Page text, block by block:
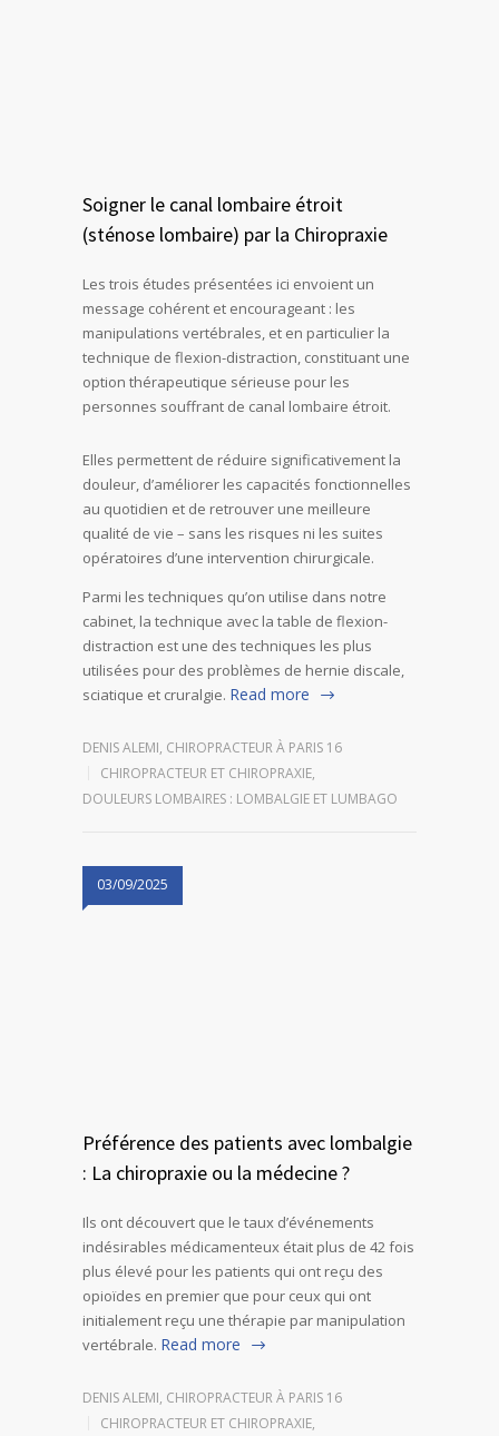
Soigner le canal lombaire étroit
(sténose lombaire) par la Chiropraxie
Les trois études présentées ici envoient un
message cohérent et encourageant : les
manipulations vertébrales, et en particulier la
technique de flexion-distraction, constituant une
option thérapeutique sérieuse pour les
personnes souffrant de canal lombaire étroit.
Elles permettent de réduire significativement la
douleur, d’améliorer les capacités fonctionnelles
au quotidien et de retrouver une meilleure
qualité de vie – sans les risques ni les suites
opératoires d’une intervention chirurgicale.
Parmi les techniques qu’on utilise dans notre
cabinet, la technique avec la table de flexion-
distraction est une des techniques les plus
utilisées pour des problèmes de hernie discale,
sciatique et cruralgie. Read more
DENIS ALEMI, CHIROPRACTEUR À PARIS 16
CHIROPRACTEUR ET CHIROPRAXIE,
DOULEURS LOMBAIRES : LOMBALGIE ET LUMBAGO
03/09/2025
Préférence des patients avec lombalgie
: La chiropraxie ou la médecine ?
Ils ont découvert que le taux d’événements
indésirables médicamenteux était plus de 42 fois
plus élevé pour les patients qui ont reçu des
opioïdes en premier que pour ceux qui ont
initialement reçu une thérapie par manipulation
vertébrale. Read more
DENIS ALEMI, CHIROPRACTEUR À PARIS 16
CHIROPRACTEUR ET CHIROPRAXIE,